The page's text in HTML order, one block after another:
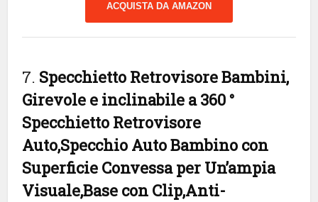
ACQUISTA DA AMAZON
7. Specchietto Retrovisore Bambini,​
Girevole e inclinabile a 360 °
Specchietto Retrovisore
Auto,Specchio Auto Bambino con
Superficie Convessa per Un’ampia
Visuale,Base con Clip,Anti-